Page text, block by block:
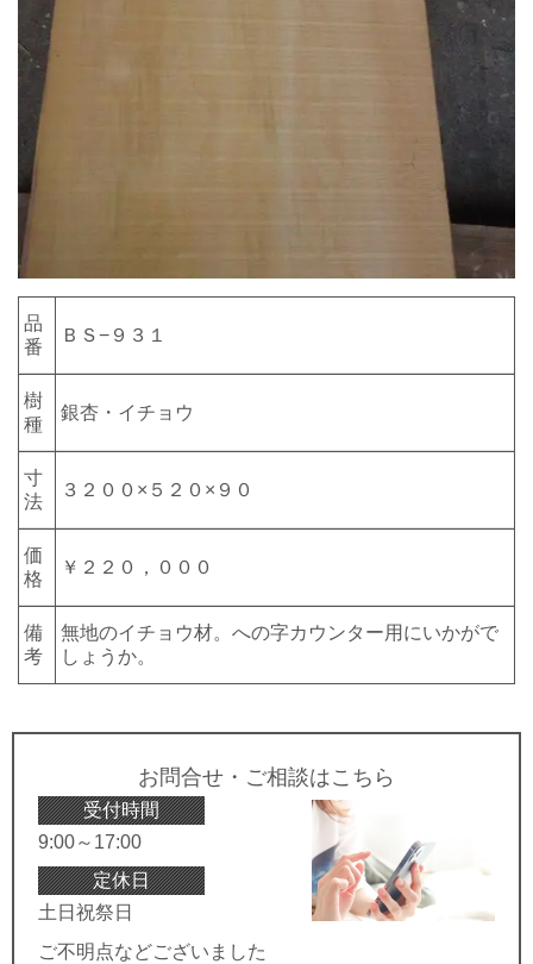
品
番
ＢＳ−９３１
樹
種
銀杏・イチョウ
寸
法
３２００×５２０×９０
価
格
￥２２０，０００
備
考
無地のイチョウ材。への字カウンター用にいかがで
しょうか。
お問合せ・ご相談はこちら
受付時間
9:00～17:00
定休日
土日祝祭日
ご不明点などございました